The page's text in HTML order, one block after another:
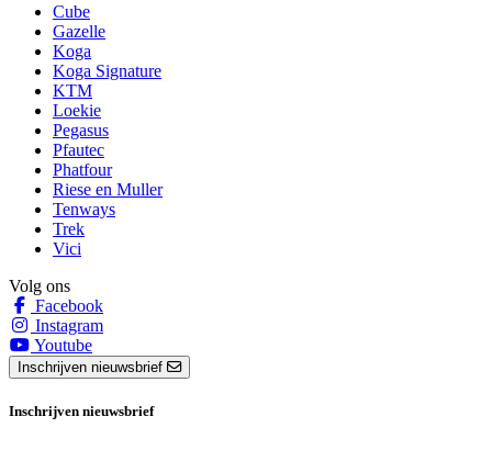
Cube
Gazelle
Koga
Koga Signature
KTM
Loekie
Pegasus
Pfautec
Phatfour
Riese en Muller
Tenways
Trek
Vici
Volg ons
Facebook
Instagram
Youtube
Inschrijven nieuwsbrief
Inschrijven nieuwsbrief